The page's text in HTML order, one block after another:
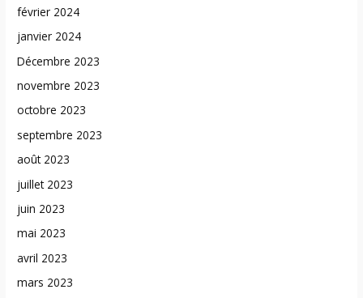
février 2024
janvier 2024
Décembre 2023
novembre 2023
octobre 2023
septembre 2023
août 2023
juillet 2023
juin 2023
mai 2023
avril 2023
mars 2023